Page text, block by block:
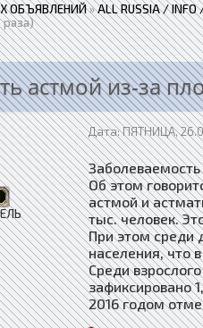
ОБЪЯВЛЕНИЙ»ALL RUSSIA /
раза)
астмой из-за
Дата: ПЯТНИЦА,
Об этом
астмой и
тыс. человек.
При этом среди
населения, что
Среди
зафиксировано
2016 годом